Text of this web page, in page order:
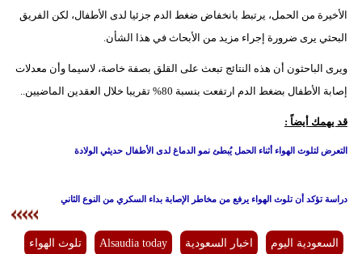
الأخيرة من الحمل، يرتبط بانخفاض ضغط الدم جزئيا لدى الأطفال، لكن الفريق
البحثي يرى ضرورة إجراء مزيد من الأبحاث في هذا الشأن.
ويرى الباحثون أن هذه النتائج تبعث على القلق بصفة خاصة، لاسيما وأن معدلات
إصابة الأطفال بضغط الدم ارتفعت بنسبة 80% تقريبا خلال العقدين الماضيين..
قد يهمك أيضاً :
التعرض لتلوث الهواء أثناء الحمل يُبطئ نمو الدماغ لدى الأطفال حديثي الولادة
دراسة تؤكد أن تلوث الهواء يرفع من مخاطر الإصابة بداء السكري من النوع الثاني
السعودية اليوم اخبار السعودية Alsaudia today تلوث الهواء